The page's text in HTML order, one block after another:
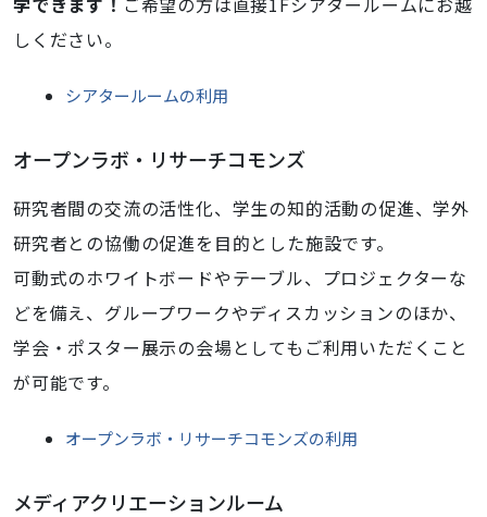
しください。
シアタールームの利用
オープンラボ・リサーチコモンズ
研究者間の交流の活性化、学生の知的活動の促進、学外
研究者との協働の促進を目的とした施設です。
可動式のホワイトボードやテーブル、プロジェクターな
どを備え、グループワークやディスカッションのほか、
学会・ポスター展示の会場としてもご利用いただくこと
が可能です。
オープンラボ・リサーチコモンズの利用
メディアクリエーションルーム